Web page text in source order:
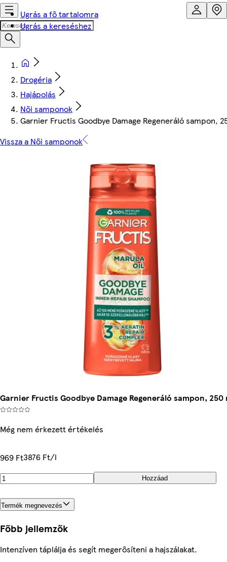
Ugrás a fő tartalomra
Ugrás a kereséshez
Drogéria
Hajápolás
Női samponok
Garnier Fructis Goodbye Damage Regeneráló sampon,
Vissza a Női samponok
Garnier Fructis Goodbye Damage Regeneráló sampon, 250
Még nem érkezett értékelés
969 Ft3876 Ft/l
Hozzáad
Termék megnevezés
Főbb jellemzők
Intenzíven táplálja és segít megerősíteni a hajszálakat.